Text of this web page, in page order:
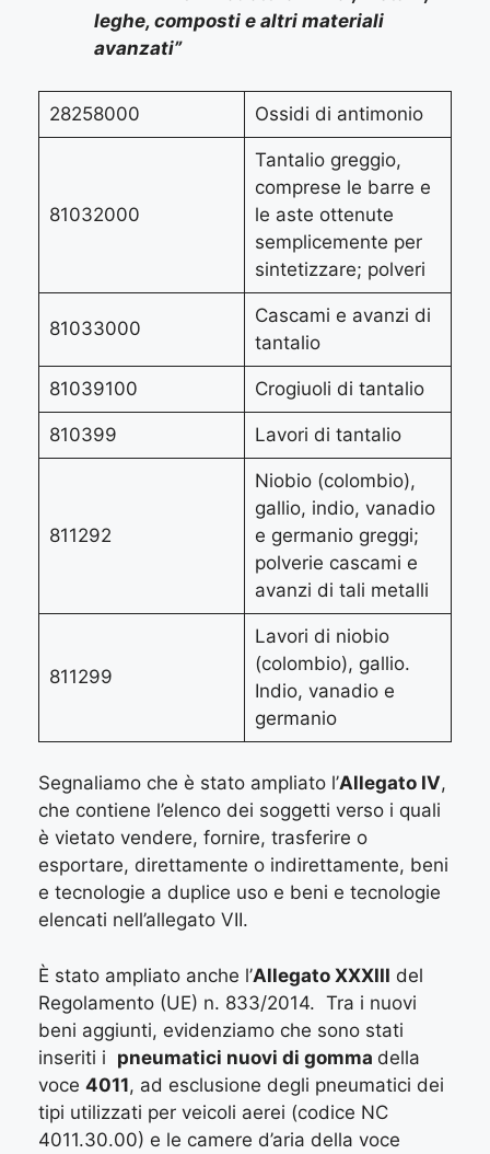
leghe, composti e altri materiali
avanzati”
28258000 Ossidi di antimonio
81032000
Tantalio greggio,
comprese le barre e
le aste ottenute
semplicemente per
sintetizzare; polveri
81033000
Cascami e avanzi di
tantalio
81039100 Crogiuoli di tantalio
810399 Lavori di tantalio
811292
Niobio (colombio),
gallio, indio, vanadio
e germanio greggi;
polverie cascami e
avanzi di tali metalli
811299
Lavori di niobio
(colombio), gallio.
Indio, vanadio e
germanio
Segnaliamo che è stato ampliato l’Allegato IV,
che contiene l’elenco dei soggetti verso i quali
è vietato vendere, fornire, trasferire o
esportare, direttamente o indirettamente, beni
e tecnologie a duplice uso e beni e tecnologie
elencati nell’allegato VII.
È stato ampliato anche l’Allegato XXXIII del
Regolamento (UE) n. 833/2014. Tra i nuovi
beni aggiunti, evidenziamo che sono stati
inseriti i pneumatici nuovi di gomma della
voce 4011, ad esclusione degli pneumatici dei
tipi utilizzati per veicoli aerei (codice NC
4011.30.00) e le camere d’aria della voce